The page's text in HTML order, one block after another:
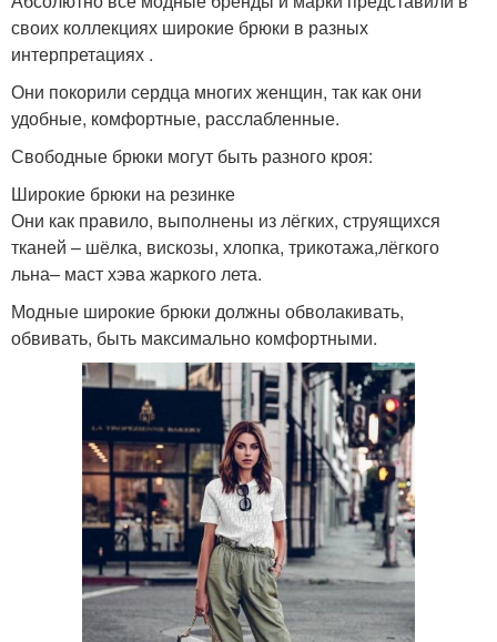
своих коллекциях широкие брюки в разных
интерпретациях .
Они покорили сердца многих женщин, так как они
удобные, комфортные, расслабленные.
Свободные брюки могут быть разного кроя:
Широкие брюки на резинке
Они как правило, выполнены из лёгких, струящихся
тканей – шёлка, вискозы, хлопка, трикотажа,лёгкого
льна– маст хэва жаркого лета.
Модные широкие брюки должны обволакивать,
обвивать, быть максимально комфортными.